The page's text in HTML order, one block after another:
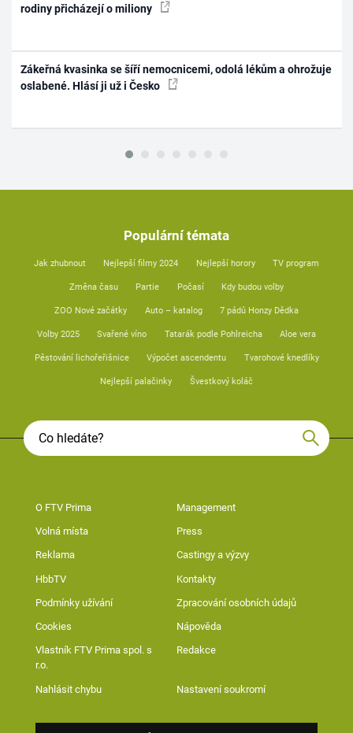
rodiny přicházejí o miliony
Zákeřná kvasinka se šíří nemocnicemi, odolá lékům a ohrožuje
oslabené. Hlásí ji už i Česko
Populární témata
Jak zhubnout Nejlepší filmy 2024 Nejlepší horory TV program
Změna času Partie Počasí Kdy budou volby
ZOO Nové začátky Auto – katalog 7 pádů Honzy Dědka
Volby 2025 Svařené víno Tatarák podle Pohlreicha Aloe vera
Pěstování lichořeřišnice Výpočet ascendentu Tvarohové knedlíky
Nejlepší palačinky Švestkový koláč
O FTV Prima Management
Volná místa Press
Reklama Castingy a výzvy
HbbTV Kontakty
Podmínky užívání Zpracování osobních údajů
Cookies Nápověda
Vlastník FTV Prima spol. s
r.o.
Redakce
Nahlásit chybu Nastavení soukromí